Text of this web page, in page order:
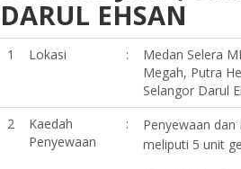
DARUL EHSAN
1 Lokasi :
Medan Selera
Megah, Putra
Selangor Darul
2
Kaedah
Penyewaan
:
Penyewaan dan
meliputi 5 unit